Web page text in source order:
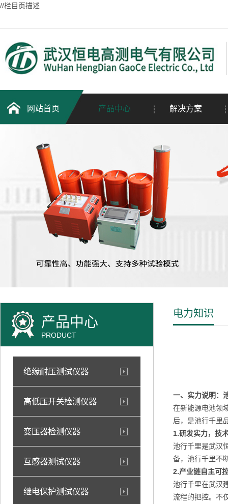
//栏目页描述
网站首页 产品中心 解决方案
产品中心
PRODUCT
绝缘耐压测试仪器
高低压开关检测仪器
变压器检测仪器
互感器测试仪器
继电保护测试仪器
电力知识
一、实力说明 ：
在新能源电池领
后，是池行千里
1.研发实力，技
池行千里是武汉
备，池行千里不
2.产业链自主可
池行千里在武汉
流程的把控。不